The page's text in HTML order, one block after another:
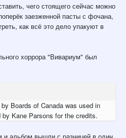
чего стоящего сейчас можно
заезженной пасты с фочана,
как всё это дело упакуют в
хоррора "Вивариум" был
Boards of Canada was used in
Kane Parsons for the credits.
альбом вышли с разницей в один